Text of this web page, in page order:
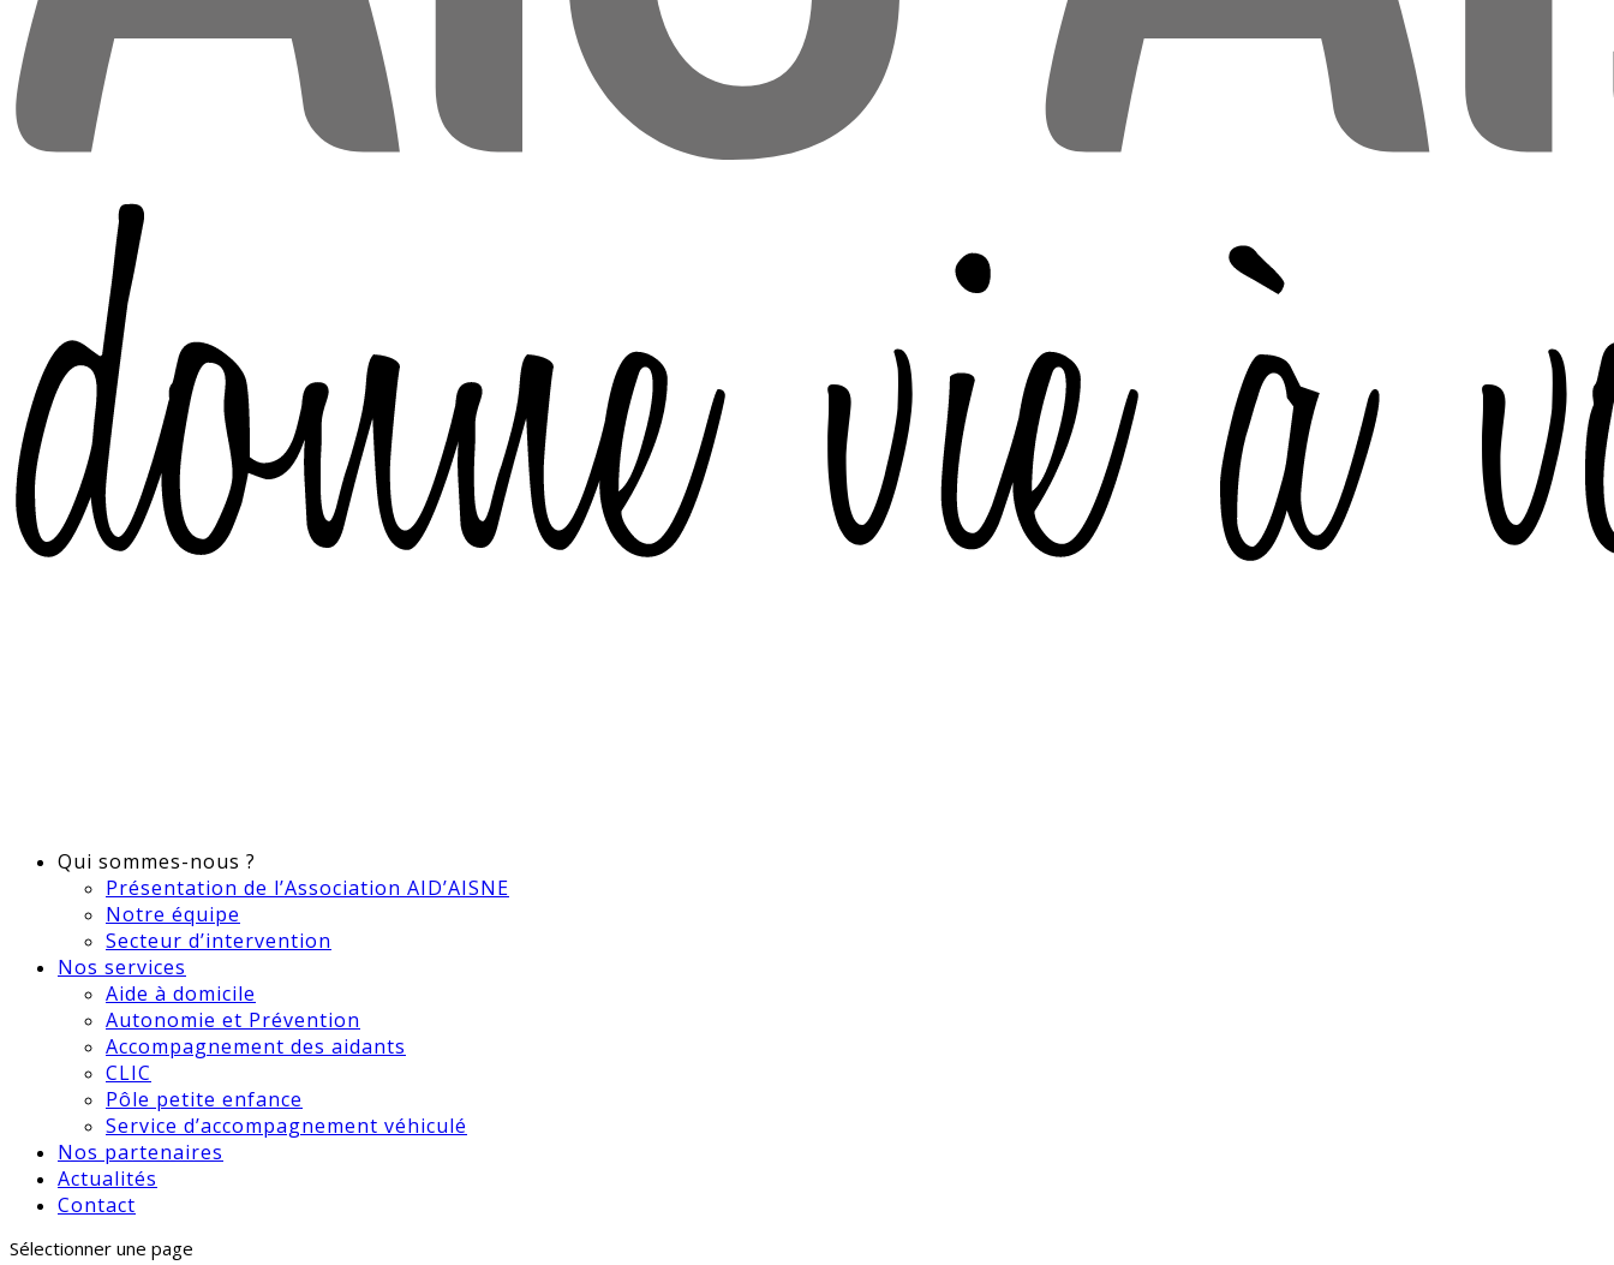
Qui sommes-nous ?
Présentation de l’Association AID’AISNE
Notre équipe
Secteur d’intervention
Nos services
Aide à domicile
Autonomie et Prévention
Accompagnement des aidants
CLIC
Pôle petite enfance
Service d’accompagnement véhiculé
Nos partenaires
Actualités
Contact
Sélectionner une page